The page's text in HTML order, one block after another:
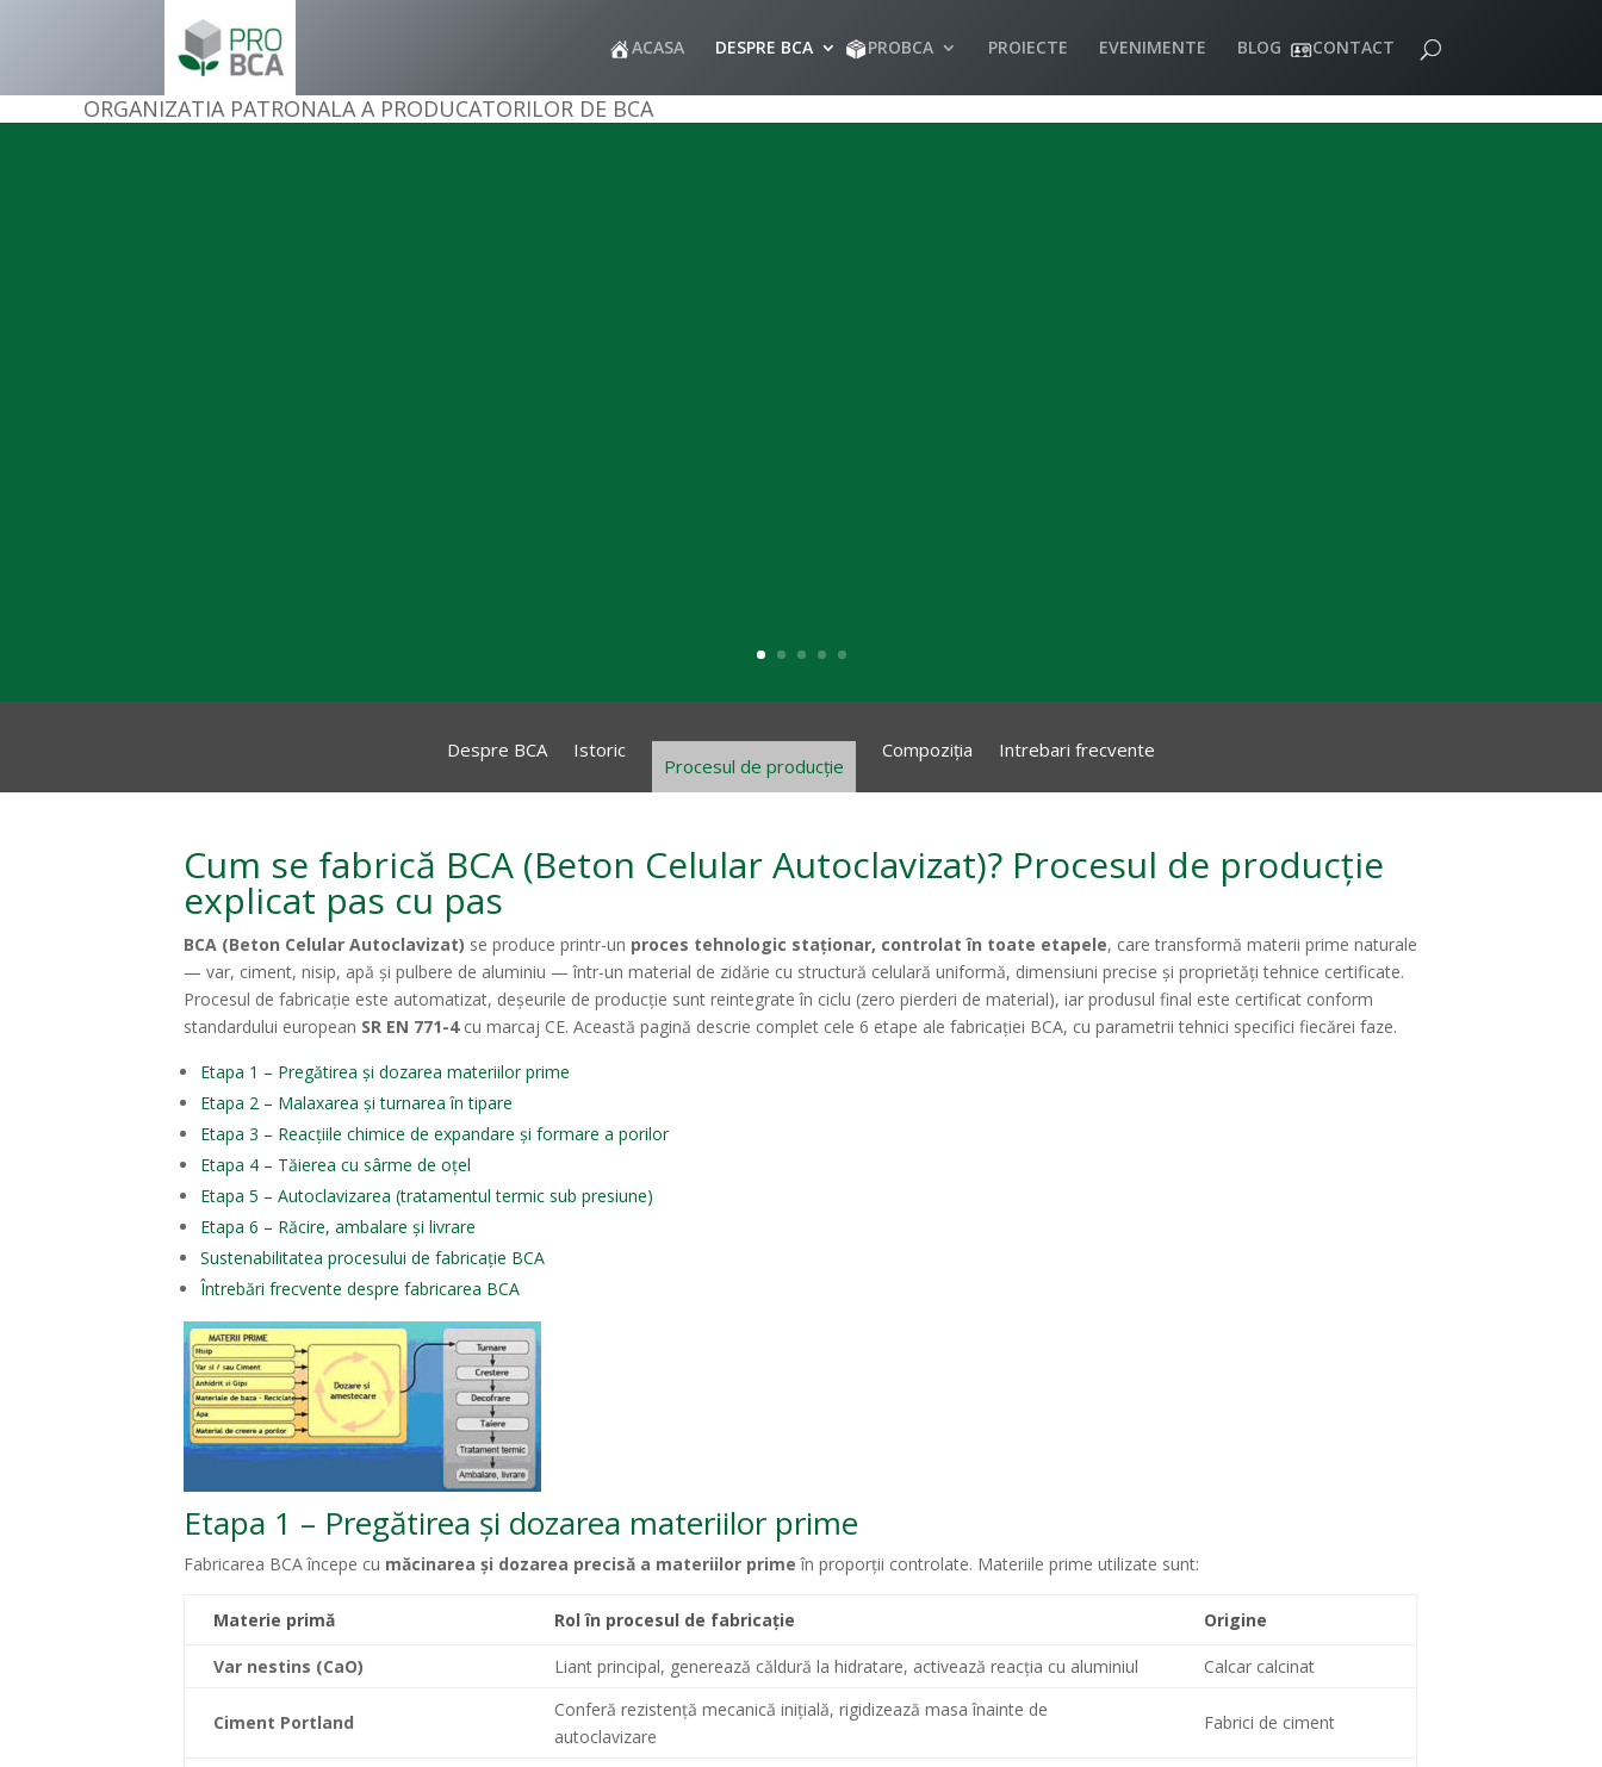
ACASA DESPRE BCA PROBCA PROIECTE EVENIMENTE BLOG CONTACT
ORGANIZATIA PATRONALA A PRODUCATORILOR DE BCA
Despre BCA Istoric
Procesul de producție
Compoziția Intrebari frecvente
Cum se fabrică BCA (Beton Celular Autoclavizat)? Procesul de producție
explicat pas cu pas
BCA (Beton Celular Autoclavizat) se produce printr-un proces tehnologic staționar, controlat în toate etapele, care transformă materii prime naturale
— var, ciment, nisip, apă și pulbere de aluminiu — într-un material de zidărie cu structură celulară uniformă, dimensiuni precise și proprietăți tehnice certificate.
Procesul de fabricație este automatizat, deșeurile de producție sunt reintegrate în ciclu (zero pierderi de material), iar produsul final este certificat conform
standardului european SR EN 771-4cu marcaj CE. Această pagină descrie complet cele 6 etape ale fabricației BCA, cu parametrii tehnici specifici fiecărei faze.
Etapa 1 – Pregătirea și dozarea materiilor prime
Etapa 2 – Malaxarea și turnarea în tipare
Etapa 3 – Reacțiile chimice de expandare și formare a porilor
Etapa 4 – Tăierea cu sârme de oțel
Etapa 5 – Autoclavizarea (tratamentul termic sub presiune)
Etapa 6 – Răcire, ambalare și livrare
Sustenabilitatea procesului de fabricație BCA
Întrebări frecvente despre fabricarea BCA
Etapa 1 – Pregătirea și dozarea materiilor prime
Fabricarea BCA începe cu măcinarea și dozarea precisă a materiilor prime în proporții controlate. Materiile prime utilizate sunt:
Materie primă Rol în procesul de fabricație Origine
Var nestins (CaO) Liant principal, generează căldură la hidratare, activează reacția cu aluminiul Calcar calcinat
Ciment Portland
Conferă rezistență mecanică inițială, rigidizează masa înainte de
autoclavizare
Fabrici de ciment